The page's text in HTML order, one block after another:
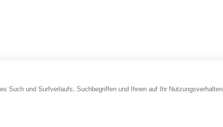
Such und Surfverlaufs, Suchbegriffen und Ihnen auf Ihr Nutzungsverhalten